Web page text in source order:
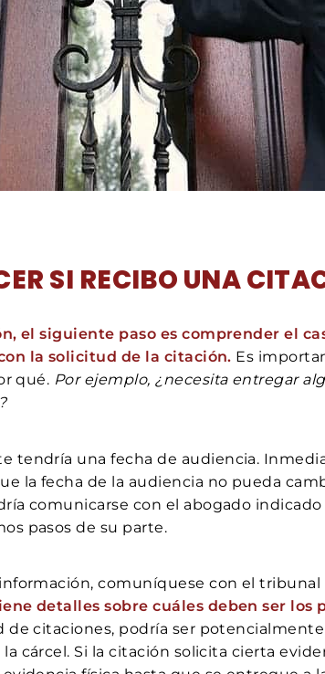
SI RECIBO UNA
el siguiente paso es comprender el
la solicitud de la citación. Es
qué. Por ejemplo, ¿necesita entregar
tendría una fecha de audiencia.
la fecha de la audiencia no pueda
comunicarse con el abogado
pasos de su parte.
comuníquese con el
detalles sobre cuáles deben ser los
de citaciones, podría ser
cárcel. Si la citación solicita cierta